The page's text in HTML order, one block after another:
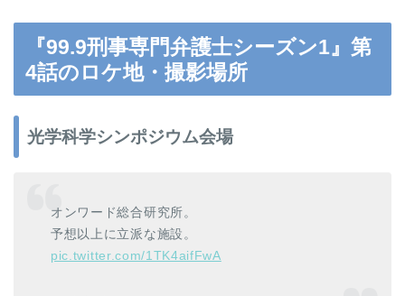
『99.9刑事専門弁護士シーズン1』第
4話のロケ地・撮影場所
光学科学シンポジウム会場
オンワード総合研究所。
予想以上に立派な施設。
pic.twitter.com/1TK4aifFwA